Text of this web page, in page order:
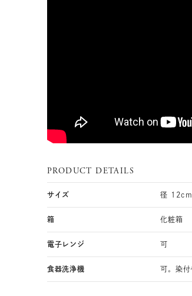
PRODUCT DETAILS
サイズ 径
箱 化粧箱
電子レンジ 可
食器洗浄機 可。染付